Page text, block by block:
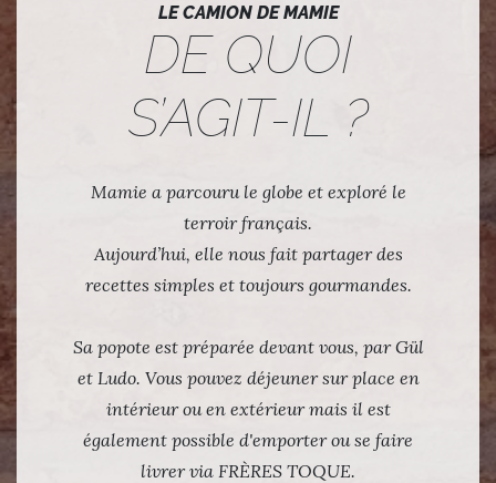
LE CAMION DE MAMIE
DE QUOI
S’AGIT-IL ?
Mamie a parcouru le globe et exploré le
terroir français.
Aujourd’hui, elle nous fait partager des
recettes simples et toujours gourmandes.
Sa popote est préparée devant vous, par Gül
et Ludo. Vous pouvez déjeuner sur place en
intérieur ou en extérieur mais il est
également possible d'emporter ou se faire
livrer via FRÈRES TOQUE.